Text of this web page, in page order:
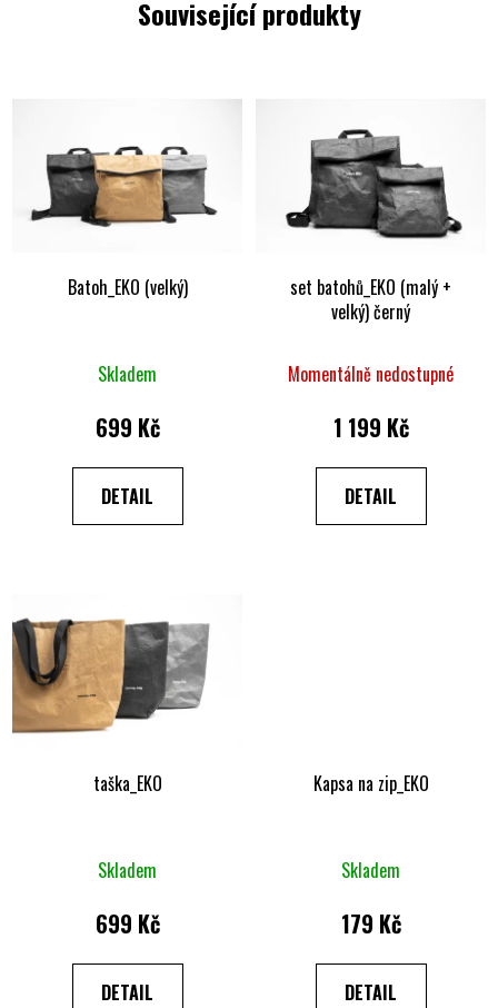
Související produkty
Batoh_EKO (velký)
Skladem
699 Kč
DETAIL
set batohů_EKO (malý +
velký) černý
Momentálně nedostupné
1 199 Kč
DETAIL
taška_EKO
hodnocení
produktu
je
4,7
z
Skladem
699 Kč
DETAIL
Kapsa na zip_EKO
Skladem
179 Kč
DETAIL